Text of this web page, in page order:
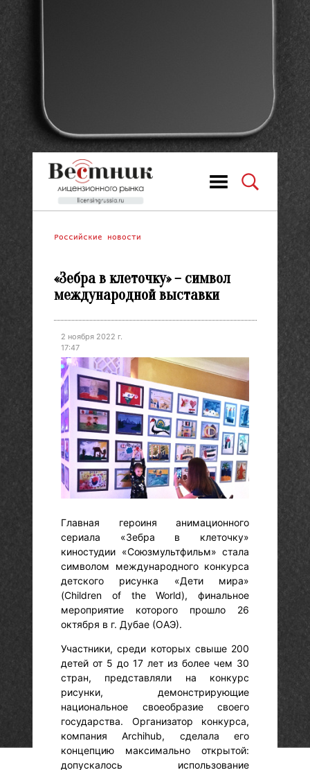
Российские новости
«Зебра в клеточку» – символ
международной выставки
2 ноября 2022 г.
17:47
Главная героиня анимационного
сериала «Зебра в клеточку»
киностудии «Союзмультфильм» стала
символом международного конкурса
детского рисунка «Дети мира»
(Children of the World), финальное
мероприятие которого прошло 26
октября в г. Дубае (ОАЭ).
Участники, среди которых свыше 200
детей от 5 до 17 лет из более чем 30
стран, представляли на конкурс
рисунки, демонстрирующие
национальное своеобразие своего
государства. Организатор конкурса,
компания Archihub, сделала его
концепцию максимально открытой:
допускалось использование